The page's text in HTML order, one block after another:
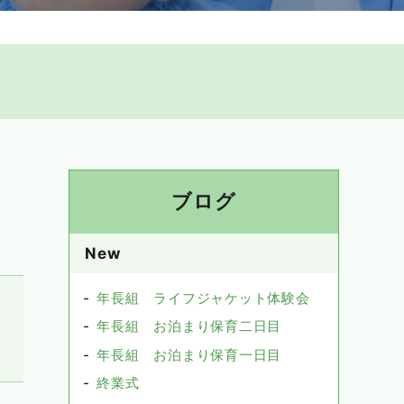
ブログ
New
年長組 ライフジャケット体験会
年長組 お泊まり保育二日目
年長組 お泊まり保育一日目
終業式